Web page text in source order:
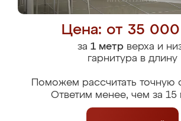
Цена: от 35
за 1 метрверха и
гарнитура в длину
Поможем рассчитать точную
Ответим менее, чем за 15